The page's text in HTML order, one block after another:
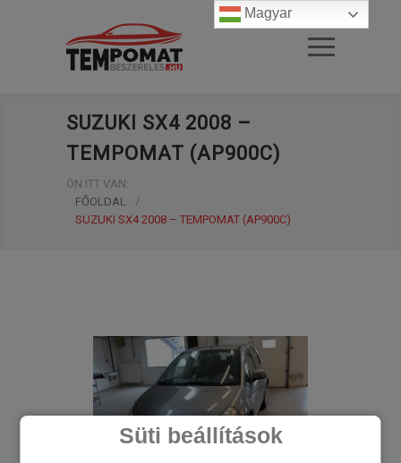
Süti beállítások
SUZUKI SX4 2008 –
TEMPOMAT (AP900C)
ÖN ITT VAN:
FŐOLDAL
/
SUZUKI SX4 2008 – TEMPOMAT (AP900C)
Magyar